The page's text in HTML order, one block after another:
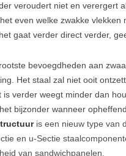
veroudert niet en verergert
even welke zwakke
gaat verder direct verder,
bevoegdheden aan
Het staal zal niet ooit
is verder weegt minder dan
bijzonder wanneer
is een nieuw type van
en u-Sectie
van sandwichpanelen.